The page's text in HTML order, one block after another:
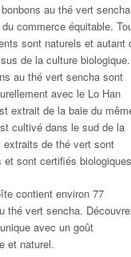
au thé vert sencha
commerce équitable.
sont naturels et autant
de la culture biologique.
au thé vert sencha sont
avec le Lo Han
extrait de la baie du
cultivé dans le sud de la
extraits de thé vert sont
et sont certifiés
contient environ 77
thé vert sencha.
avec un goût
et naturel.